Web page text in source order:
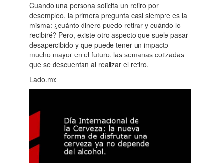
Cuando una persona solicita un retiro por
desempleo, la primera pregunta casi siempre es la
misma: ¿cuánto dinero puedo retirar y cuándo lo
recibiré? Pero, existe otro aspecto que suele pasar
desapercibido y que puede tener un impacto
mucho mayor en el futuro: las semanas cotizadas
que se descuentan al realizar el retiro.
Lado.mx